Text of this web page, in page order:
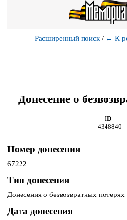
Расширенный поиск / ← К
Донесение о
ID
4348840
Номер донесения
67222
Тип донесения
Донесения о безвозвратных потерях
Дата донесения